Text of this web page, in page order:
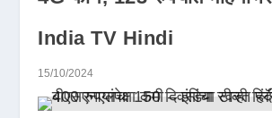
India TV Hindi
15/10/2024